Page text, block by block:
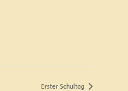
Erster Schultag